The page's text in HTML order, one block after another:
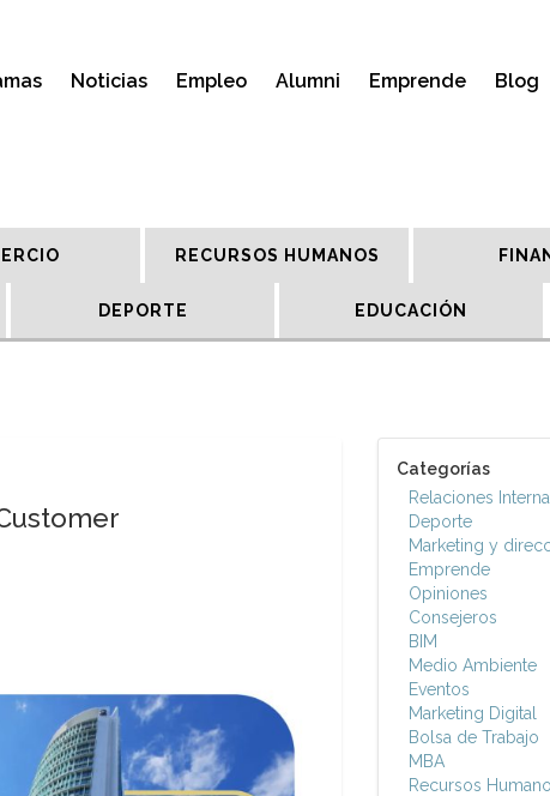
Noticias Empleo Alumni Emprende Blog
RECURSOS HUMANOS
DEPORTE EDUCACIÓN
Categorías
Relaciones
Deporte
Marketing y
Emprende
Opiniones
Consejeros
BIM
Medio Ambiente
Eventos
Marketing Digital
Bolsa de Trabajo
MBA
Recursos